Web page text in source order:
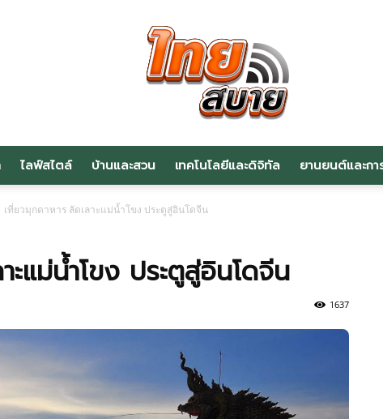
ไลฟ์สไตล์ บ้านและสวน เทคโนโลยีและดิจิทัล ยานยนต์และกา
เที่ยวมุกดาหาร ลัดเลาะแม่น้ำโขง ประตูสู่อินโดจีน
ะแม่น้ำโขง ประตูสู่อินโดจีน
1637